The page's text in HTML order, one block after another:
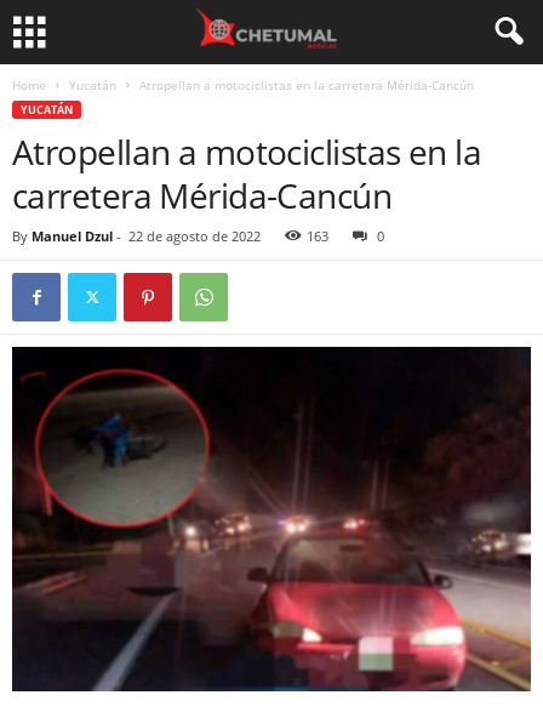
Home Yucatán Atropellan a motociclistas en la carretera Mérida-Cancún
YUCATÁN
Atropellan a motociclistas en la
carretera Mérida-Cancún
By Manuel Dzul - 22 de agosto de 2022 163 0